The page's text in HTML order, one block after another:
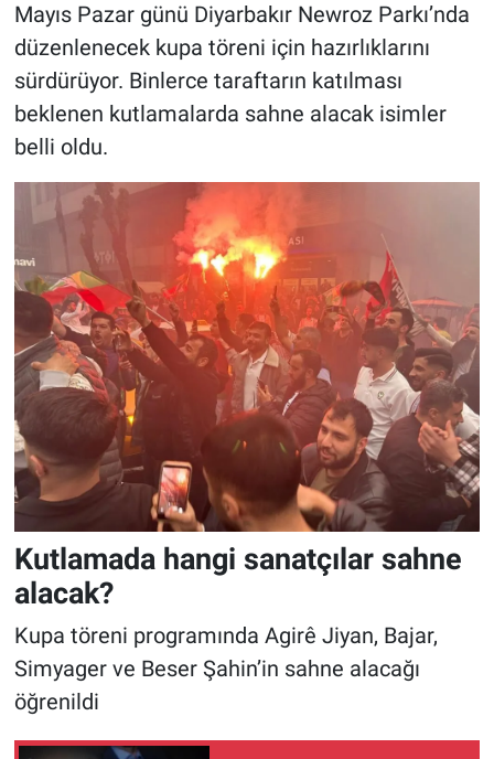
Mayıs Pazar günü Diyarbakır Newroz Parkı’nda
düzenlenecek kupa töreni için hazırlıklarını
sürdürüyor. Binlerce taraftarın katılması
beklenen kutlamalarda sahne alacak isimler
belli oldu.
Kutlamada hangi sanatçılar sahne
alacak?
Kupa töreni programında Agirê Jiyan, Bajar,
Simyager ve Beser Şahin’in sahne alacağı
öğrenildi